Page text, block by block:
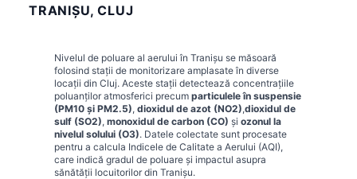
TRANIŞU, CLUJ
Nivelul de poluare al aerului în Tranişu se măsoară
folosind stații de monitorizare amplasate în diverse
locații din Cluj. Aceste stații detectează concentrațiile
poluanților atmosferici precum particulele în suspensie
(PM10 și PM2.5), dioxidul de azot (NO2),dioxidul de
sulf (SO2), monoxidul de carbon (CO) și ozonul la
nivelul solului (O3). Datele colectate sunt procesate
pentru a calcula Indicele de Calitate a Aerului (AQI),
care indică gradul de poluare și impactul asupra
sănătății locuitorilor din Tranişu.